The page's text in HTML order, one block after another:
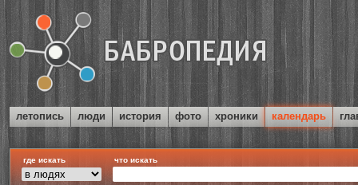
летопись люди история фото хроники календарь
где искать что искать